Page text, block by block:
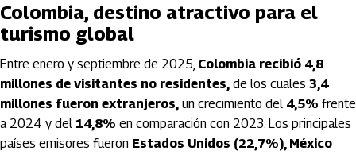
Colombia, destino atractivo para el
turismo global
Entre enero y septiembre de 2025, Colombia recibió 4,8
millones de visitantes no residentes, de los cuales 3,4
millones fueron extranjeros, un crecimiento del 4,5% frente
a 2024 y del 14,8% en comparación con 2023. Los principales
países emisores fueron Estados Unidos (22,7%), México